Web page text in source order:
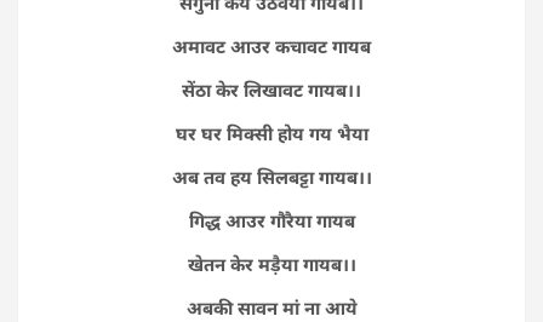
अमावट आउर कचावट गायब
सेंठा केर लिखावट गायब।।
घर घर मिक्सी होय गय भैया
अब तव हय सिलबट्टा गायब।।
गिद्ध आउर गौरैया गायब
खेतन केर मड़ैया गायब।।
अबकी सावन मां ना आये